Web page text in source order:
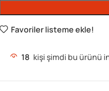
Favoriler listeme ekle!
18 kişi şimdi bu ürünü